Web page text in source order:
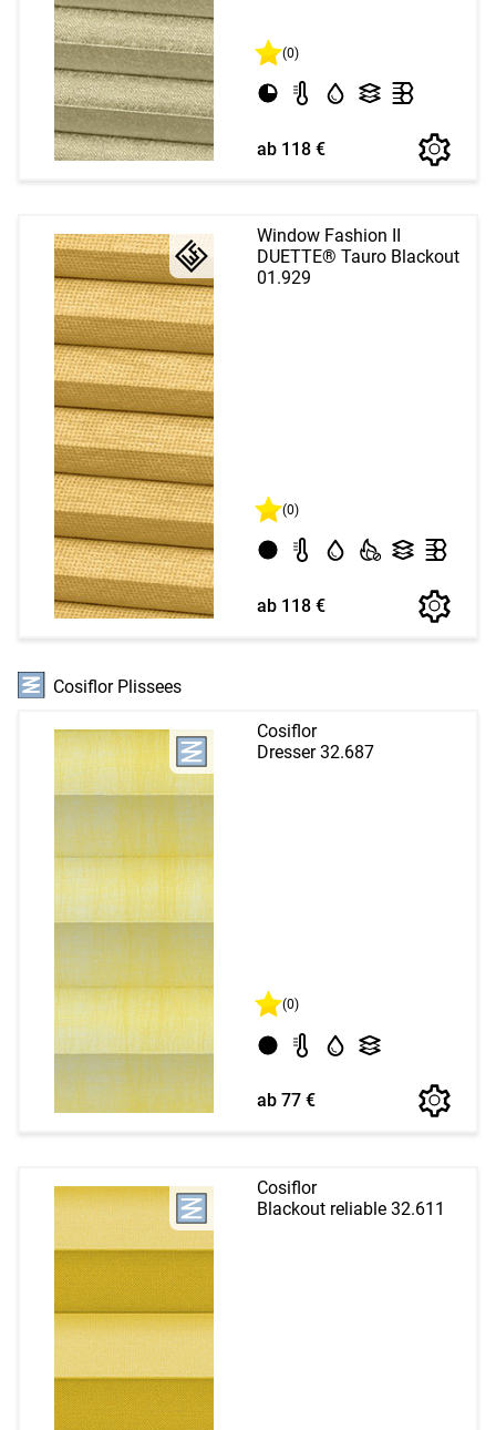
(0)
ab 118 €
Window Fashion II
DUETTE® Tauro Blackout
01.929
(0)
ab 118 €
Cosiflor Plissees
Cosiflor
Dresser 32.687
(0)
ab 77 €
Cosiflor
Blackout reliable 32.611